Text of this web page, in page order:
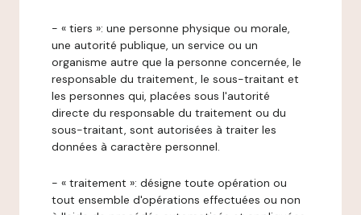
- « tiers »: une personne physique ou morale,
une autorité publique, un service ou un
organisme autre que la personne concernée, le
responsable du traitement, le sous-traitant et
les personnes qui, placées sous l'autorité
directe du responsable du traitement ou du
sous-traitant, sont autorisées à traiter les
données à caractère personnel.
- « traitement »: désigne toute opération ou
tout ensemble d'opérations effectuées ou non